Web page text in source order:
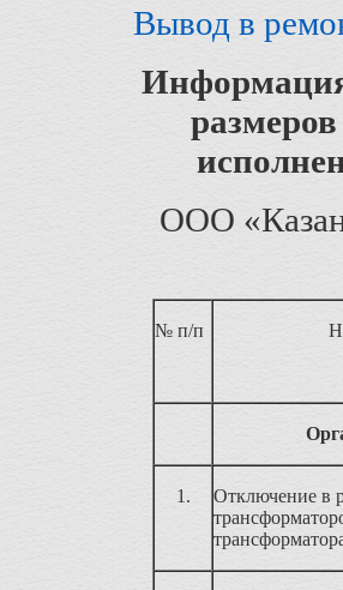
Вывод в
ООО
№ п/п
1.
Отключение в